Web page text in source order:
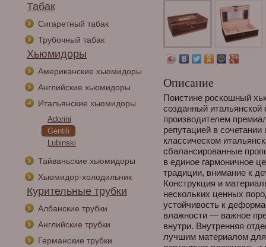
Табак
Сигаретный табак
Трубочный табак
Хьюмидоры
Американские хьюмидоры
Английские хьюмидоры
Итальянские хьюмидоры
Adorini
Gentili
Lubinski
Тайваньские хьюмидоры
Хьюмидор-холодильник
Курительные трубки
Албанские трубки
Английские трубки
Германские трубки
Описание
Поистине роскошный
созданный
производителем
репутацией в
классическом
сбалансированные
в единое гармоничное
традиции, внимание к
Конструкция и
нескольких ценных
устойчивость к
влажности — важное
внутри. Внутренняя
лучшим материалом